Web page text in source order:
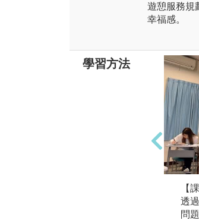
遊憩服務規
幸福感。
學習方法
【
透
問